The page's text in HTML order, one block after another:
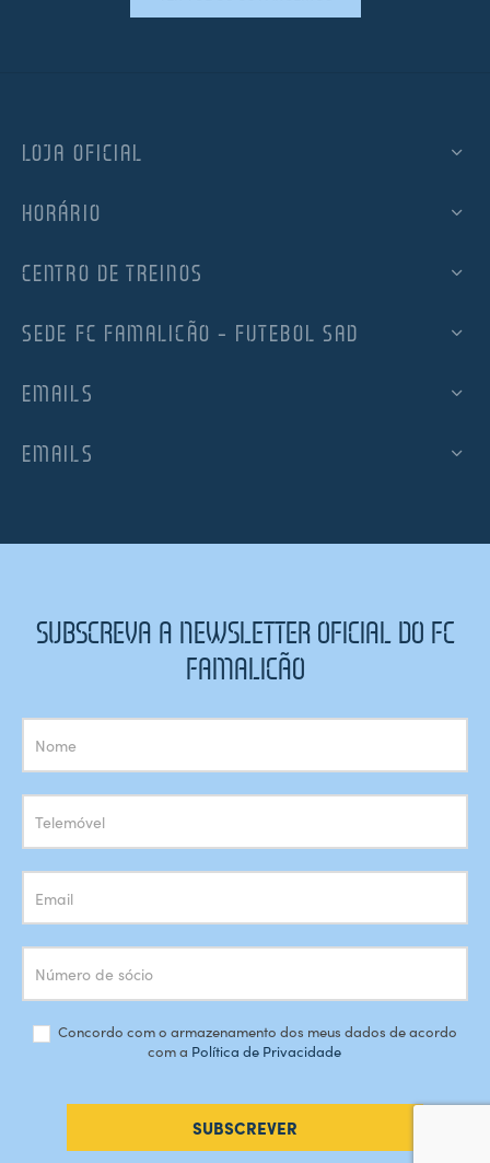
LOJA OFICIAL
HORÁRIO
CENTRO DE TREINOS
SEDE FC FAMALICÃO – FUTEBOL SAD
EMAILS
EMAILS
SUBSCREVA A NEWSLETTER OFICIAL DO FC
FAMALICÃO
Subscrição
Newsletter
Concordo com o armazenamento dos meus dados de acordo
com a Política de Privacidade
SUBSCREVER